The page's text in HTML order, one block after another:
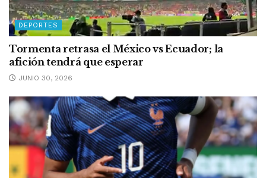
DEPORTES
Tormenta retrasa el México vs Ecuador; la
afición tendrá que esperar
JUNIO 30, 2026